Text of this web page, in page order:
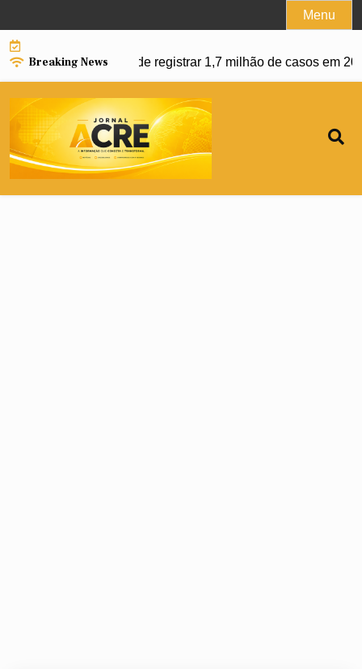
to
content
Menu
Breaking News
e Brasil pode registrar 1,7 milhão de casos em 2027 |